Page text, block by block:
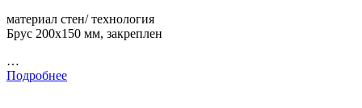
материал стен/ технология
Брус 200х150 мм, закреплен
…
Подробнее